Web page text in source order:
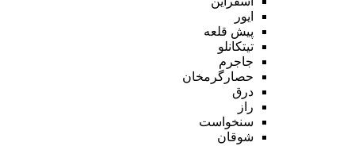
ایور
پیش قلعه
تیتکانلو
جاجرم
حصارگرمخان
درق
راز
سنخواست
شوقان